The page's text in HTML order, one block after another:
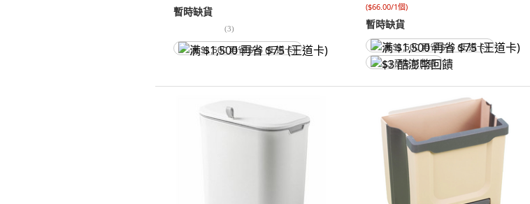
暫時缺貨
(3)
满 $1,500 再省 $75 (王道卡)
($66.00/1個)
暫時缺貨
满 $1,500 再省 $75 (王道卡)
$3 酷澎幣回饋